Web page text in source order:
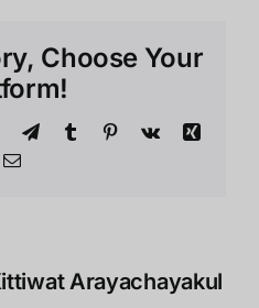
Choose Your
WhatsApp
TelegramTumblr Pinterest
Vk
Xing
Email
Arayachayakul